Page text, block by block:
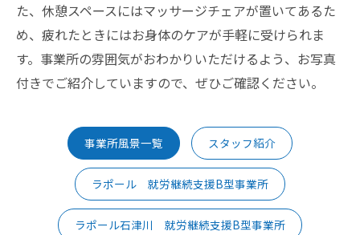
た、休憩スペースにはマッサージチェアが置いてあるた
め、疲れたときにはお身体のケアが手軽に受けられま
す。事業所の雰囲気がおわかりいただけるよう、お写真
付きでご紹介していますので、ぜひご確認ください。
事業所風景一覧 スタッフ紹介
ラポール 就労継続支援B型事業所
ラポール石津川 就労継続支援B型事業所